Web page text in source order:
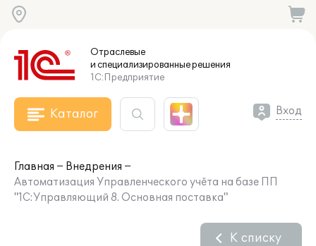
Отраслевые
и специализированныерешения
1С:Предприятие
Каталог Вход
Главная
Внедрения
Автоматизация Управленческого учёта на базе ПП
"1С:Управляющий 8. Основная поставка"
К списку